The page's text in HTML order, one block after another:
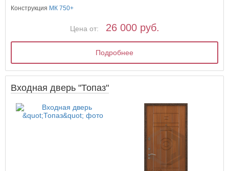
Конструкция МК 750+
Цена от: 26 000 руб.
Подробнее
Входная дверь "Топаз"